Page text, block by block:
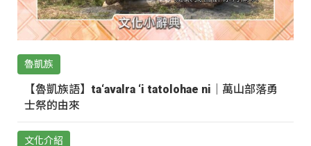
魯凱族
【魯凱族語】ta‘avalra ‘i tatolohae ni｜萬山部落勇
士祭的由來
文化介紹